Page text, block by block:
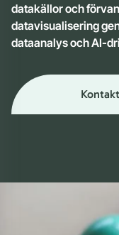
datakällor och
datavisualisering
dataanalys och AI-